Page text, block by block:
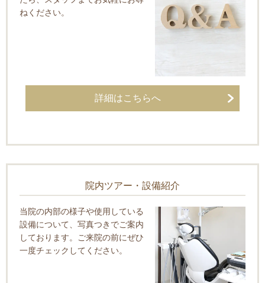
ねください。
詳細はこちらへ
院内ツアー・設備紹介
当院の内部の様子や使用している
設備について、写真つきでご案内
しております。ご来院の前にぜひ
一度チェックしてください。